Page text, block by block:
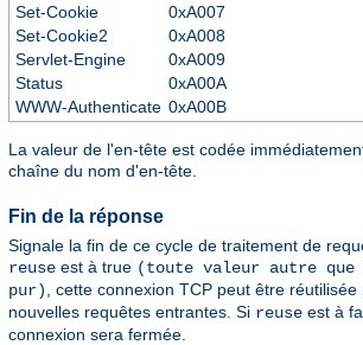
Set-Cookie
0xA007
Set-Cookie2
0xA008
Servlet-Engine
0xA009
Status
0xA00A
WWW-Authenticate 0xA00B
La valeur de l'en-tête est codée
chaîne du nom d'en-tête.
Fin de la réponse
Signale la fin de ce cycle de traitement de
reuse est à true (toute valeur autre que
pur)
, cette connexion TCP peut être
nouvelles requêtes entrantes. Si reuse est à
connexion sera fermée.